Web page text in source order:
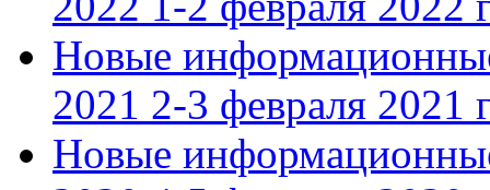
Новые
2021 2-3 февраля 2021
Новые